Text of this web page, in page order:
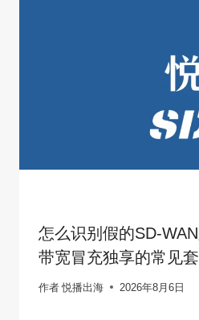
怎么识别假的SD-
带宽冒充独享的常见
作者 悦播出海 2026年8月6日